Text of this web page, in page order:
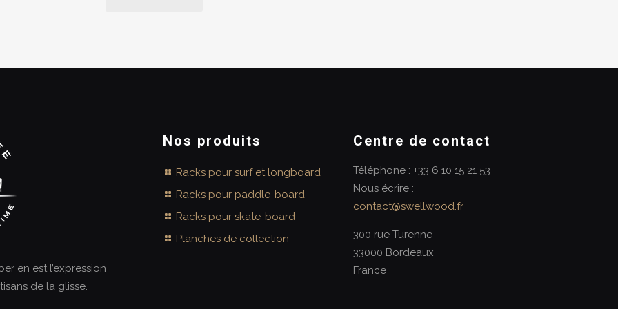
en est l’expression
de la glisse.
Nos produits
Racks pour surf et longboard
Racks pour paddle-board
Racks pour skate-board
Planches de collection
Centre de contact
Téléphone : +33 6 10 15 21 53
Nous écrire :
contact@swellwood.fr
300 rue Turenne
33000 Bordeaux
France